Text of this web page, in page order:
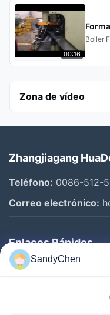
00:16
Boiler
Zona de vídeo
Boiler Fin Tube
Waterwall Panels
Boiler Steam Drum
Zhangjiagang
Teléfono: 0086-512-
Correo electrónico:
Enlaces Rápidos
Hogar
SandyChen